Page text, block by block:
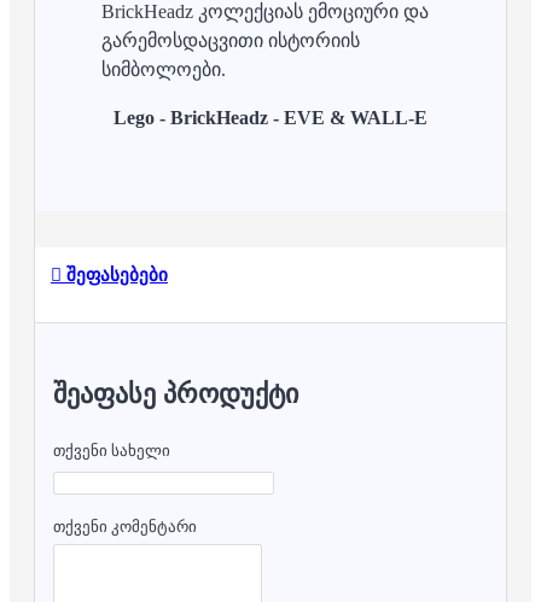
BrickHeadz კოლექციას ემოციური და
გარემოსდაცვითი ისტორიის
სიმბოლოები.
Lego - BrickHeadz - EVE & WALL-E
შეფასებები
ᲨᲔᲐᲤᲐᲡᲔ ᲞᲠᲝᲓᲣᲥᲢᲘ
თქვენი სახელი
თქვენი კომენტარი